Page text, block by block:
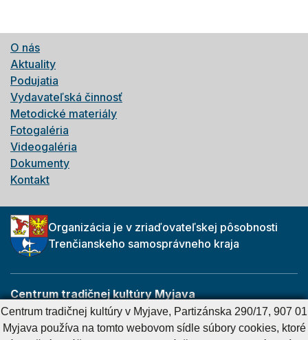
O nás
Aktuality
Podujatia
Vydavateľská činnosť
Metodické materiály
Fotogaléria
Videogaléria
Dokumenty
Kontakt
Organizácia je v zriaďovateľskej pôsobnosti
Trenčianskeho samosprávneho kraja
Centrum tradičnej kultúry Myjava
Partizánska 290/17
907 01 Myjava
Centrum tradičnej kultúry v Myjave, Partizánska 290/17, 907 01
Myjava používa na tomto webovom sídle súbory cookies, ktoré